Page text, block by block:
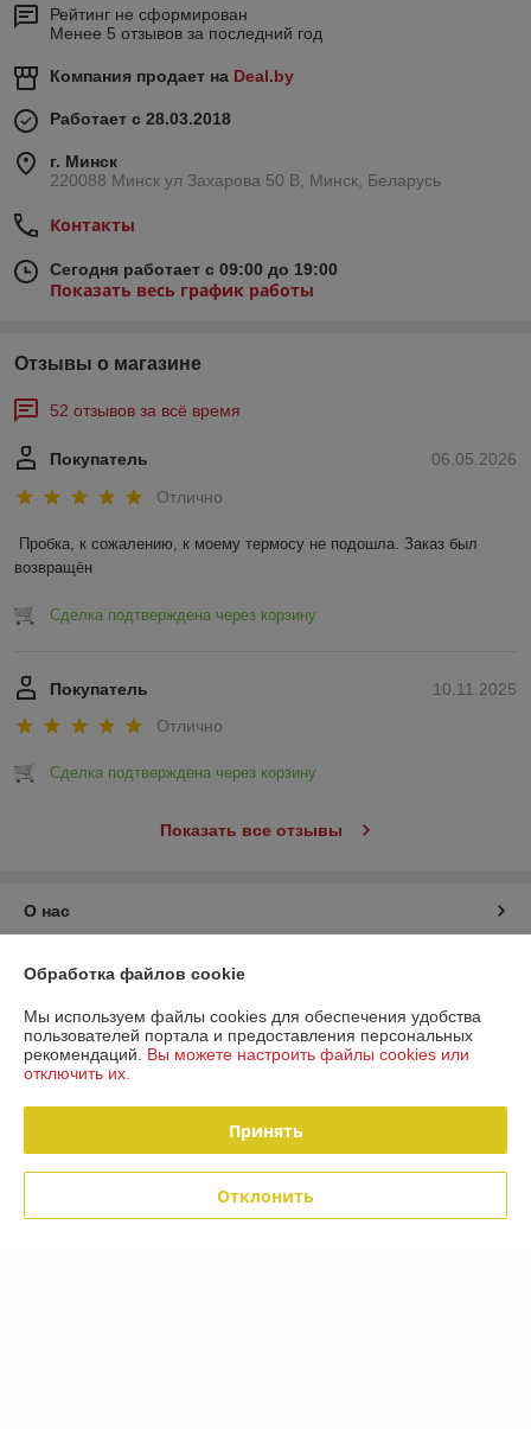
Рейтинг не сформирован
Менее 5 отзывов за последний год
Компания продает на Deal.by
Работает с 28.03.2018
г. Минск
220088 Минск ул Захарова 50 В, Минск, Беларусь
Контакты
Сегодня работает с 09:00 до 19:00
Показать весь график работы
Отзывы о магазине
52 отзывов за всё время
06.05.2026
Покупатель
Отлично
Пробка, к сожалению, к моему термосу не подошла. Заказ был
возвращён
Сделка подтверждена через корзину
10.11.2025
Покупатель
Отлично
Сделка подтверждена через корзину
Показать все отзывы
О нас
Контакты
Доставка и оплата
График работы
Политика обработки cookies
Обработка файлов cookie
Мы используем файлы cookies для обеспечения удобства
пользователей портала и предоставления персональных
рекомендаций. Вы можете настроить файлы cookies или
отключить их.
Принять
Отклонить